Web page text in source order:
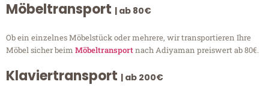
Möbeltransport | ab 80€
Ob ein einzelnes Möbelstück oder mehrere, wir transportieren Ihre
Möbel sicher beim Möbeltransportnach Adiyaman preiswert ab 80€.
Klaviertransport | ab 200€